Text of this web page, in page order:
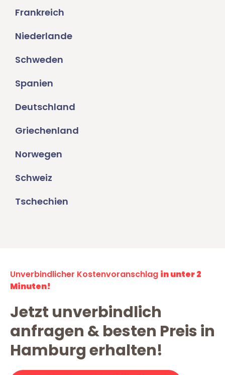
Frankreich
Niederlande
Schweden
Spanien
Deutschland
Griechenland
Norwegen
Schweiz
Tschechien
Unverbindlicher Kostenvoranschlag in unter 2
Minuten!
Jetzt unverbindlich
anfragen & besten Preis in
Hamburg erhalten!